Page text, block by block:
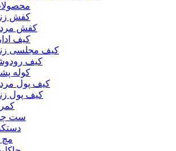
کفش
کفش
کیف
کیف مجلسی
کیف
کوله
کیف پول
کیف پول
ست
مچ